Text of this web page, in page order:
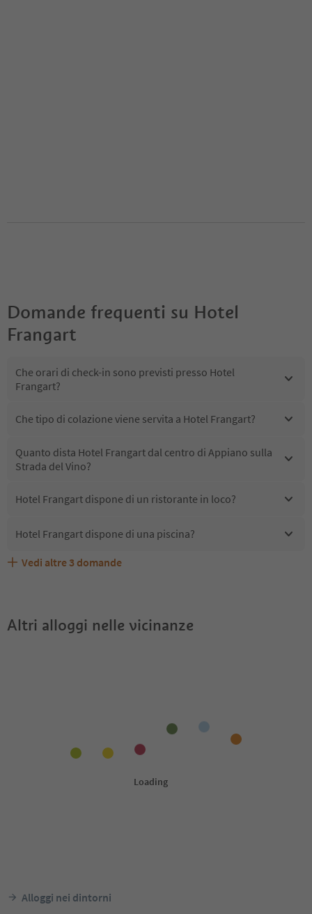
Domande frequenti su Hotel
Frangart
Che orari di check-in sono previsti presso Hotel
Frangart?
Che tipo di colazione viene servita a Hotel Frangart?
Quanto dista Hotel Frangart dal centro di Appiano sulla
Strada del Vino?
Hotel Frangart dispone di un ristorante in loco?
Hotel Frangart dispone di una piscina?
Hotel Frangart accetta animali domestici?
Quali servizi/attività sono disponibili presso Hotel
Gli ospiti di Hotel Frangart ricevono l'Alto Adige Guest
Vedi altre 3 domande
Altri alloggi nelle vicinanze
Alloggi nei dintorni